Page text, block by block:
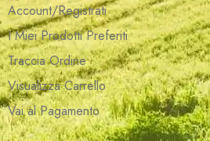
Account/Registrati
I Miei Prodotti Preferiti
Traccia Ordine
Visualizza Carrello
Vai al Pagamento